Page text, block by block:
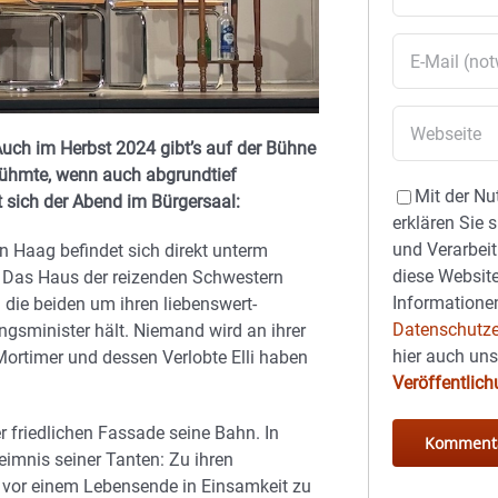
im Herbst 2024 gibt’s auf der Bühne
wenn auch abgrundtief
der Abend im Bürgersaal:
Haag befindet sich direkt unterm
Haus der reizenden Schwestern
beiden um ihren liebenswert-
hält. Niemand wird an ihrer
und dessen Verlobte Elli haben
friedlichen Fassade seine Bahn. In
seiner Tanten: Zu ihren
einem Lebensende in Einsamkeit zu
Mit der
erklären Sie
und
diese
hier auch